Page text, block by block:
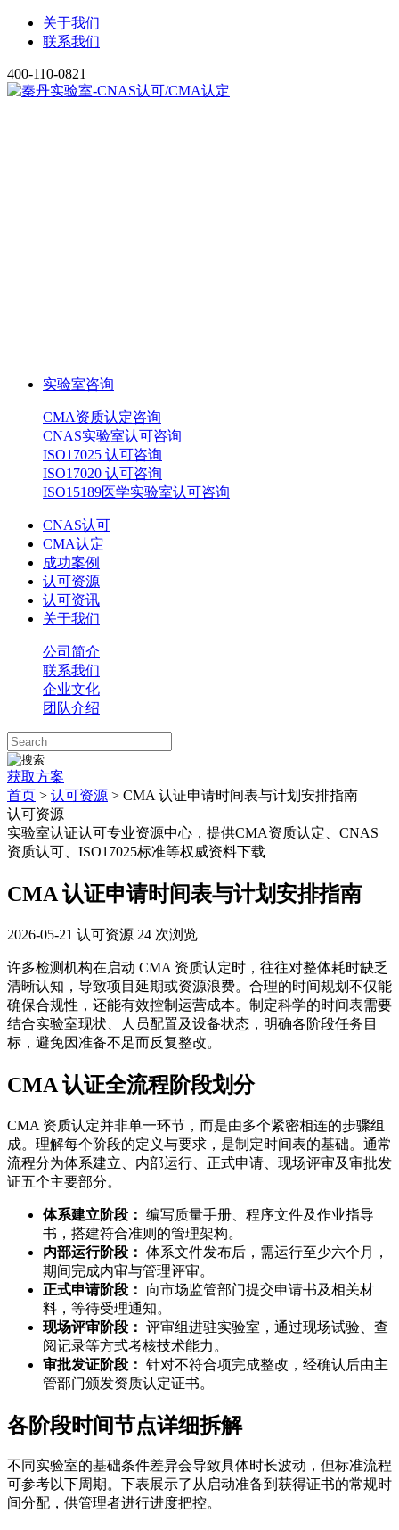
关于我们
联系我们
400-110-0821
实验室咨询
CMA资质认定咨询
CNAS实验室认可咨询
ISO17025 认可咨询
ISO17020 认可咨询
ISO15189医学实验室认可咨询
CNAS认可
CMA认定
成功案例
认可资源
认可资讯
关于我们
公司简介
联系我们
企业文化
团队介绍
获取方案
首页 > 认可资源 > CMA 认证申请时间表与计划安排指南
认可资源
实验室认证认可专业资源中心，提供CMA资质认定、CNAS
资质认可、ISO17025标准等权威资料下载
CMA 认证申请时间表与计划安排指南
2026-05-21 认可资源 24 次浏览
许多检测机构在启动 CMA 资质认定时，往往对整体耗时缺乏
清晰认知，导致项目延期或资源浪费。合理的时间规划不仅能
确保合规性，还能有效控制运营成本。制定科学的时间表需要
结合实验室现状、人员配置及设备状态，明确各阶段任务目
标，避免因准备不足而反复整改。
CMA 认证全流程阶段划分
CMA 资质认定并非单一环节，而是由多个紧密相连的步骤组
成。理解每个阶段的定义与要求，是制定时间表的基础。通常
流程分为体系建立、内部运行、正式申请、现场评审及审批发
证五个主要部分。
体系建立阶段： 编写质量手册、程序文件及作业指导
书，搭建符合准则的管理架构。
内部运行阶段： 体系文件发布后，需运行至少六个月，
期间完成内审与管理评审。
正式申请阶段：
向市场监管部门提交申请书及相关材
料，等待受理通知。
现场评审阶段： 评审组进驻实验室，通过现场试验、查
阅记录等方式考核技术能力。
审批发证阶段： 针对不符合项完成整改，经确认后由主
管部门颁发资质认定证书。
各阶段时间节点详细拆解
不同实验室的基础条件差异会导致具体时长波动，但标准流程
可参考以下周期。下表展示了从启动准备到获得证书的常规时
间分配，供管理者进行进度把控。